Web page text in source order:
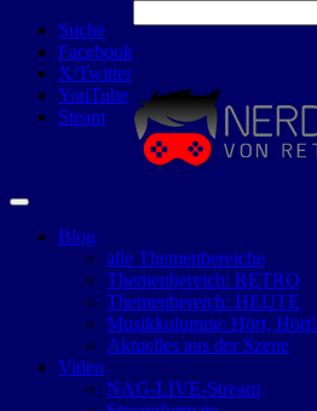
Suche
Facebook
X/Twitter
YouTube
Steam
nach:
Blog
alle Themenbereiche
Themenbereich: RETRO
Themenbereich: HEUTE
Musikkolumne: Hört, Hört!
Aktuelles aus der Szene
Video
NAG-LIVE-Stream